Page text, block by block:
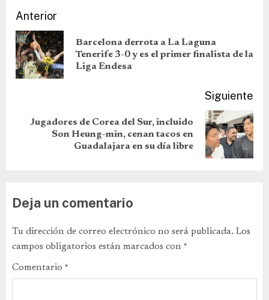
Anterior
Barcelona derrota a La Laguna
Tenerife 3-0 y es el primer finalista de la
Liga Endesa
Siguiente
Jugadores de Corea del Sur, incluido
Son Heung-min, cenan tacos en
Guadalajara en su día libre
Deja un comentario
Tu dirección de correo electrónico no será publicada. Los
campos obligatorios están marcados con *
Comentario *